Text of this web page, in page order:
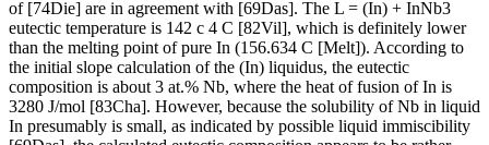
of [74Die] are in agreement with [69Das]. The L = (In) + InNb3
eutectic temperature is 142 с 4 C [82Vil], which is definitely lower
than the melting point of pure In (156.634 C [Melt]). According to
the initial slope calculation of the (In) liquidus, the eutectic
composition is about 3 at.% Nb, where the heat of fusion of In is
3280 J/mol [83Cha]. However, because the solubility of Nb in liquid
In presumably is small, as indicated by possible liquid immiscibility